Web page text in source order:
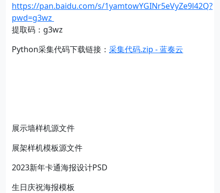
https://pan.baidu.com/s/1yamtowYGINr5eVyZe9l42Q?
pwd=g3wz
提取码：g3wz
Python采集代码下载链接： 采集代码.zip - 蓝奏云
展示墙样机源文件
展架样机模板源文件
2023新年卡通海报设计PSD
生日庆祝海报模板